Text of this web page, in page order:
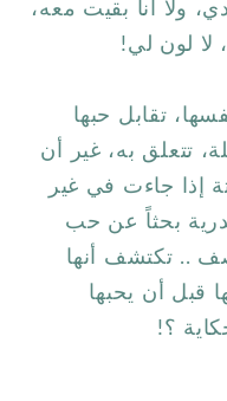
ولا أنا بقيت معه،
لون لي!
تقابل حبها
تتعلق به، غير أن
إذا جاءت في غير
بحثاً عن حب
.. تكتشف أنها
قبل أن يحبها
؟!